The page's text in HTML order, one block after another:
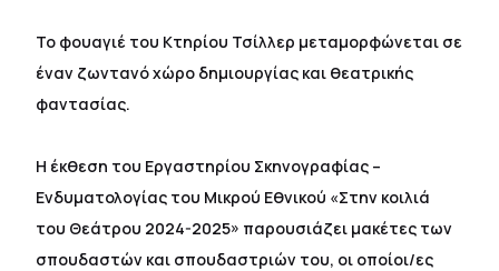
Το φουαγιέ του Κτηρίου Τσίλλερ μεταμορφώνεται σε
έναν ζωντανό χώρο δημιουργίας και θεατρικής
φαντασίας.
Η έκθεση του Εργαστηρίου Σκηνογραφίας –
Ενδυματολογίας του Μικρού Εθνικού «Στην κοιλιά
του Θεάτρου 2024-2025» παρουσιάζει μακέτες των
σπουδαστών και σπουδαστριών του, οι οποίοι/ες